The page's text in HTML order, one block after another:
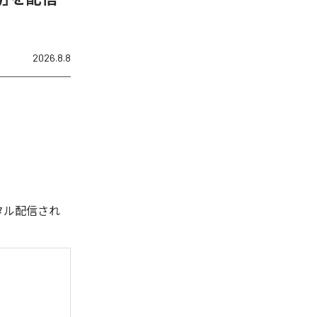
2026.8.8
ル配信され